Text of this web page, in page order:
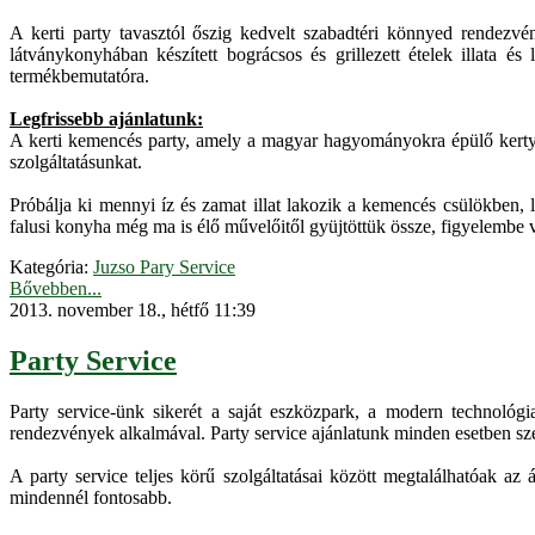
A kerti party tavasztól őszig kedvelt szabadtéri könnyed
látványkonyhában készített bográcsos és grillezett ételek illata
termékbemutatóra.
Legfrissebb ajánlatunk:
A kerti kemencés party, amely a magyar hagyományokra épülő
szolgáltatásunkat.
Próbálja ki mennyi íz és zamat illat lakozik a kemencés csülökben,
falusi konyha még ma is élő művelőitől gyüjtöttük össze,
Kategória: Juzso Pary Service
Bővebben...
2013. november 18., hétfő 11:39
Party Service
Party service-ünk sikerét a saját eszközpark, a modern
rendezvények alkalmával. Party service ajánlatunk minden esetben
A party service teljes körű szolgáltatásai között megtalálhatóak
mindennél fontosabb.